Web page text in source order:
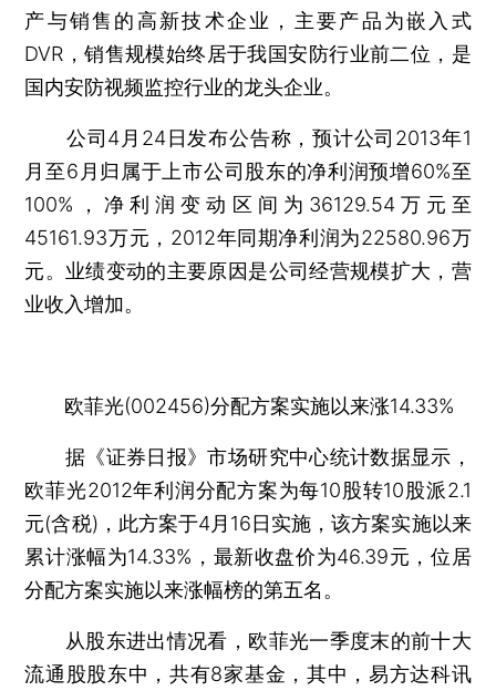
产与销售的高新技术企业，主要产品为嵌入式
DVR，销售规模始终居于我国安防行业前二位，是
国内安防视频监控行业的龙头企业。
公司4月24日发布公告称，预计公司2013年1
月至6月归属于上市公司股东的净利润预增60%至
100%，净利润变动区间为36129.54万元至
45161.93万元，2012年同期净利润为22580.96万
元。业绩变动的主要原因是公司经营规模扩大，营
业收入增加。
欧菲光(002456)分配方案实施以来涨14.33%
据《证券日报》市场研究中心统计数据显示，
欧菲光2012年利润分配方案为每10股转10股派2.1
元(含税)，此方案于4月16日实施，该方案实施以来
累计涨幅为14.33%，最新收盘价为46.39元，位居
分配方案实施以来涨幅榜的第五名。
从股东进出情况看，欧菲光一季度末的前十大
流通股股东中，共有8家基金，其中，易方达科讯